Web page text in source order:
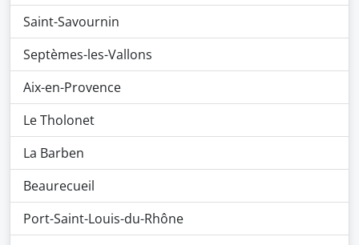
Saint-Savournin
Septèmes-les-Vallons
Aix-en-Provence
Le Tholonet
La Barben
Beaurecueil
Port-Saint-Louis-du-Rhône